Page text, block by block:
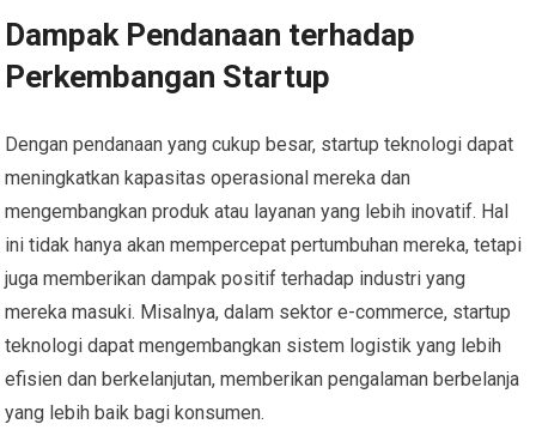
Dampak Pendanaan terhadap
Perkembangan Startup
Dengan pendanaan yang cukup besar, startup teknologi dapat
meningkatkan kapasitas operasional mereka dan
mengembangkan produk atau layanan yang lebih inovatif. Hal
ini tidak hanya akan mempercepat pertumbuhan mereka, tetapi
juga memberikan dampak positif terhadap industri yang
mereka masuki. Misalnya, dalam sektor e-commerce, startup
teknologi dapat mengembangkan sistem logistik yang lebih
efisien dan berkelanjutan, memberikan pengalaman berbelanja
yang lebih baik bagi konsumen.